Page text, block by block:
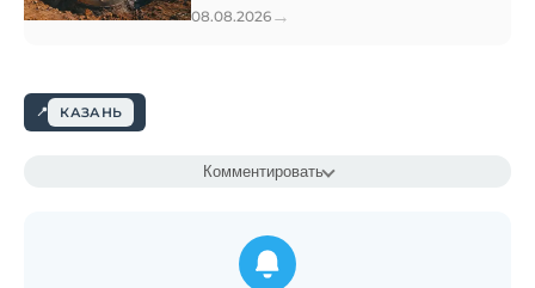
08.08.2026 →
КАЗАНЬ
Комментировать